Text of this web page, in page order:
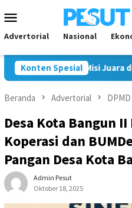
ke
kontenMobile
Advertorial Nasional
Konten Spesial
FC Bawa Misi Juara di
Beranda Advertorial
Desa Kota Bangun
Koperasi dan
Pangan Desa Kota
Admin Pesut
Oktober 18, 2025